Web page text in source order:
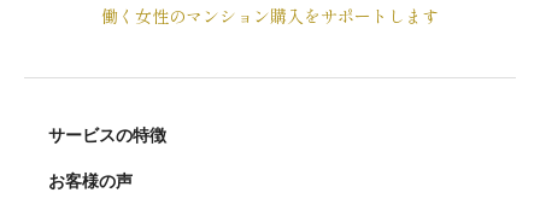
働く女性のマンション購入をサポートします
サービスの特徴
お客様の声